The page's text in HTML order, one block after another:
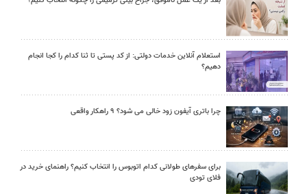
استعلام آنلاین خدمات دولتی: از کد پستی تا ثنا کدام را کجا انجام
دهیم؟
چرا باتری آیفون زود خالی می شود؟ ۹ راهکار واقعی
برای سفرهای طولانی کدام اتوبوس را انتخاب کنیم؟ راهنمای خرید در
فلای تودی